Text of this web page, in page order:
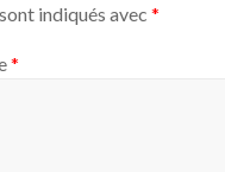
indiqués avec *
*